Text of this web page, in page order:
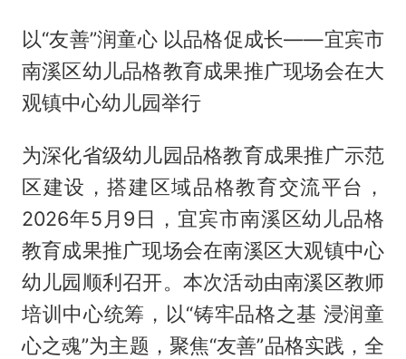
以“友善”润童心 以品格促成长——宜宾市
南溪区幼儿品格教育成果推广现场会在大
观镇中心幼儿园举行
为深化省级幼儿园品格教育成果推广示范
区建设，搭建区域品格教育交流平台，
2026年5月9日，宜宾市南溪区幼儿品格
教育成果推广现场会在南溪区大观镇中心
幼儿园顺利召开。本次活动由南溪区教师
培训中心统筹，以“铸牢品格之基 浸润童
心之魂”为主题，聚焦“友善”品格实践，全